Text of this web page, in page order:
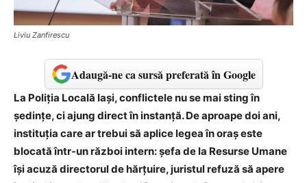
Liviu Zanfirescu
Adaugă-ne ca sursă preferată în Google
La Poliția Locală Iași, conflictele nu se mai sting în
ședințe, ci ajung direct în instanță. De aproape doi ani,
instituția care ar trebui să aplice legea în oraș este
blocată într-un război intern: șefa de la Resurse Umane
își acuză directorul de hărțuire, juristul refuză să apere